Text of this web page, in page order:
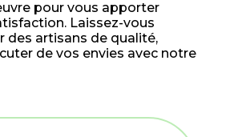
pour vous apporter
Laissez-vous
des artisans de qualité,
de vos envies avec notre